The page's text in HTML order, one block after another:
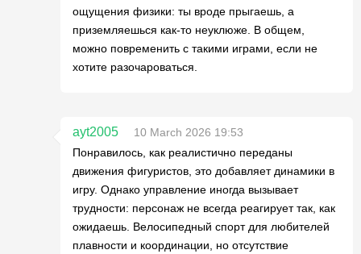
ощущения физики: ты вроде прыгаешь, а
приземляешься как-то неуклюже. В общем,
можно повременить с такими играми, если не
хотите разочароваться.
ayt2005
10 March 2026 19:53
Понравилось, как реалистично переданы
движения фигуристов, это добавляет динамики в
игру. Однако управление иногда вызывает
трудности: персонаж не всегда реагирует так, как
ожидаешь. Велосипедный спорт для любителей
плавности и координации, но отсутствие